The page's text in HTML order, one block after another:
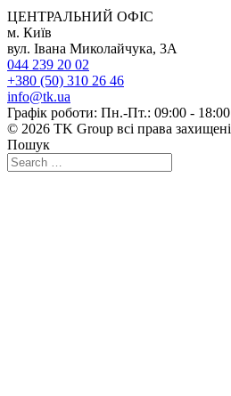
ЦЕНТРАЛЬНИЙ ОФІС
м. Київ
вул. Івана Миколайчука, 3А
044 239 20 02
+380 (50) 310 26 46
info@tk.ua
Графік роботи: Пн.-Пт.: 09:00 - 18:00
© 2026 TK Group всі права захищені
Пошук